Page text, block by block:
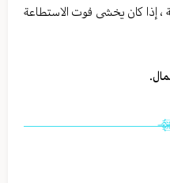
، إذا كان يخشى فوت الاستطاعة